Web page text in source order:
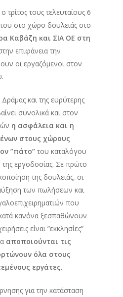
τρίτος τους τελευταίους 6
στο χώρο δουλειάς στο
Καβάζη και ΣΙΑ ΟΕ στη
επιφάνεια την
οι εργαζόμενοι στον
και της ευρύτερης
συνολικά και στον
η ασφάλεια και η
στους χώρους
”πάτο” του καταλόγου
εργοδοσίας. Σε πρώτο
της δουλειάς, οι
των πωλήσεων και
που
κανόνα ξεσπαθώνουν
είναι ”εκκλησίες”
αποποιούνται τις
όλα στους
εργάτες.
για την κατάσταση